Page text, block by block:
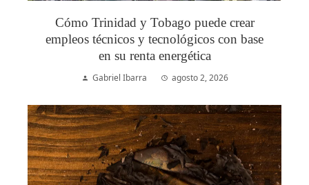
Cómo Trinidad y Tobago puede crear
empleos técnicos y tecnológicos con base
en su renta energética
Gabriel Ibarra agosto 2, 2026